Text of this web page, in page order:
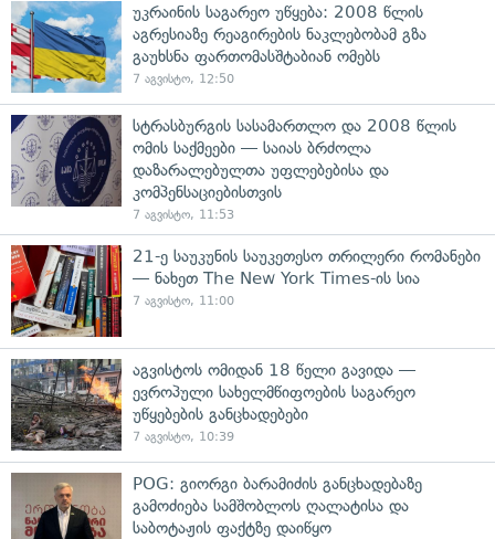
უკრაინის საგარეო უწყება: 2008 წლის
აგრესიაზე რეაგირების ნაკლებობამ გზა
გაუხსნა ფართომასშტაბიან ომებს
7 აგვისტო, 12:50
სტრასბურგის სასამართლო და 2008 წლის
ომის საქმეები — საიას ბრძოლა
დაზარალებულთა უფლებებისა და
კომპენსაციებისთვის
7 აგვისტო, 11:53
21-ე საუკუნის საუკეთესო თრილერი რომანები
— ნახეთ The New York Times-ის სია
7 აგვისტო, 11:00
აგვისტოს ომიდან 18 წელი გავიდა —
ევროპული სახელმწიფოების საგარეო
უწყებების განცხადებები
7 აგვისტო, 10:39
POG: გიორგი ბარამიძის განცხადებაზე
გამოძიება სამშობლოს ღალატისა და
საბოტაჟის ფაქტზე დაიწყო